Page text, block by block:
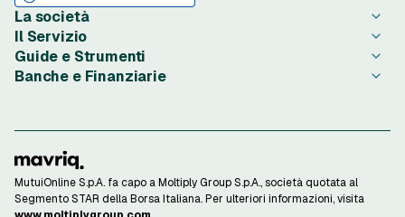
La società
Chi è PrestitiOnline.it
Contatta PrestitiOnline.it
Opinioni degli Utenti
Rassegna Stampa
Lavora con Noi
Investor Relations
Il Servizio
Come Funziona
Condizioni di Utilizzo
Preferenze Cookie
Privacy Istituti Partner
Informativa Trasparenza
Reclami Consumatori
Finanziamenti Online
Guide e Strumenti
Guide Prestiti
Finalità Prestiti
Ottenere un Prestito
Strumenti di Calcolo
Calcolo Rata Prestito
Osservatorio Tassi
Banche e Finanziarie
BNL
Compass
Findomestic
Unicredit
MutuiOnline S.p.A. fa capo a Moltiply Group S.p.A., società quotata al
Segmento STAR della Borsa Italiana. Per ulteriori informazioni, visita